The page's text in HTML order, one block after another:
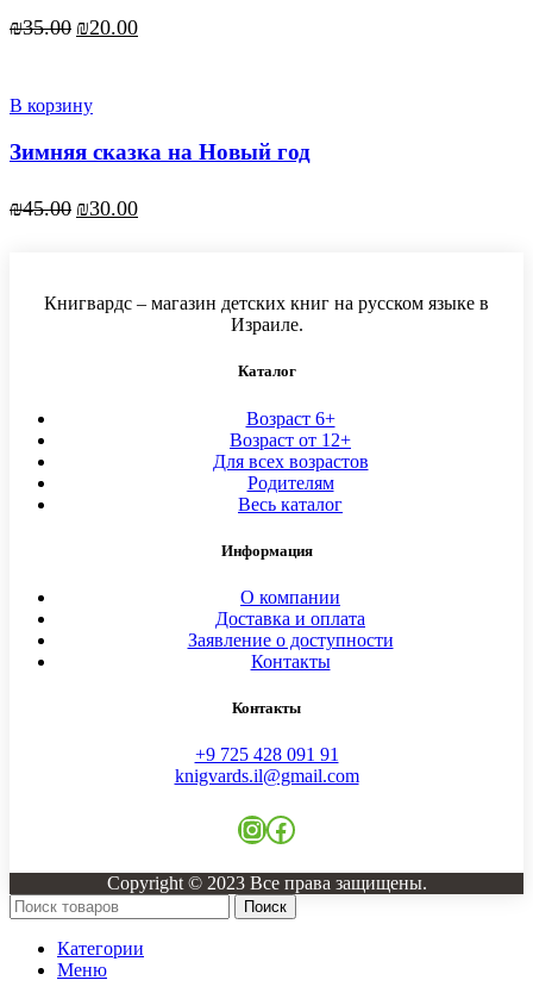
₪35.00 Первоначальная
₪20.00Текущая
В корзину
Зимняя сказка на Новый год
₪45.00 Первоначальная
₪30.00Текущая
Книгвардс – магазин детских книг на русском языке в
Израиле.
Каталог
Возраст 6+
Возраст от 12+
Для всех возрастов
Родителям
Весь каталог
Информация
О компании
Доставка и оплата
Заявление о доступности
Контакты
Контакты
+9 725 428 091 91
knigvards.il@gmail.com
Instagram
Facebook
Copyright © 2023 Все права защищены.
Поиск
Категории
Меню